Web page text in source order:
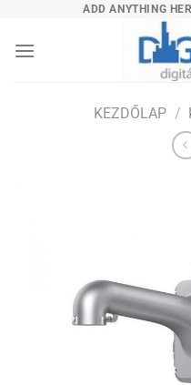
content
ADD ANYTHING
KEZDŐLAP /